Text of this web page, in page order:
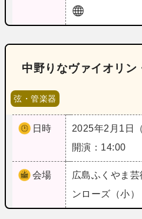
中野りなヴァイオリン
弦・管楽器
日時
2025年2月1日
開演：14:00
会場 広島ふくやま
ンローズ（小）